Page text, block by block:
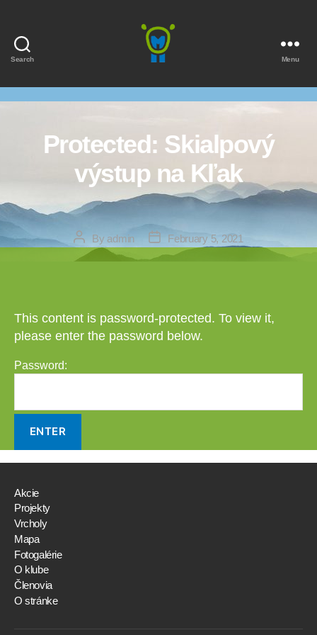
Search Menu
Protected: Skialpový
výstup na Kľak
Post
author
By admin
Post
date
February 5, 2021
This content is password-protected. To view it,
please enter the password below.
Password:
Akcie
Projekty
Vrcholy
Mapa
Fotogalérie
O klube
Členovia
O stránke